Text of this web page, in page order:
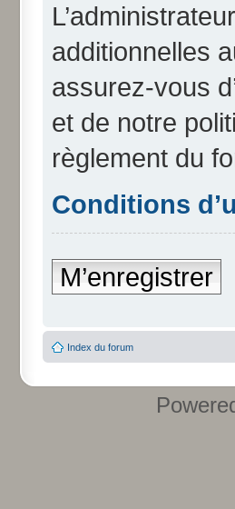
additionnelles
assurez-vous
et de notre
règlement du
Conditions
M’enregistrer
Index du forum